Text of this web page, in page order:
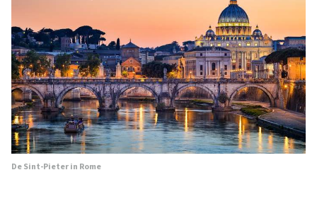
De Sint-Pieter in Rome